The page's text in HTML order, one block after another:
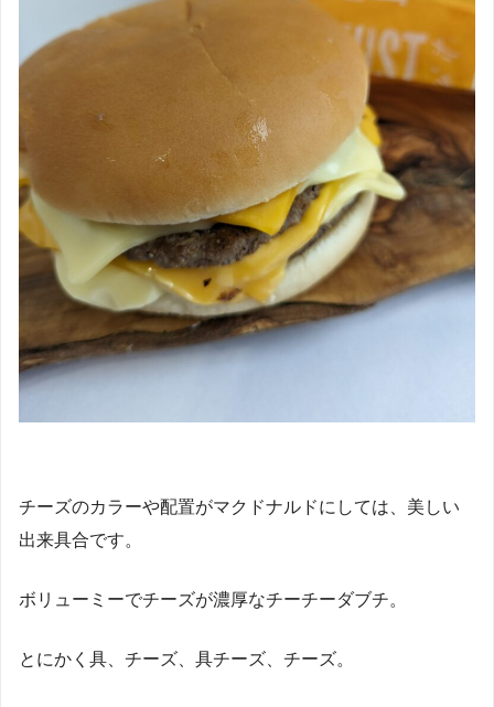
チーズのカラーや配置がマクドナルドにしては、美しい
出来具合です。
ボリューミーでチーズが濃厚なチーチーダブチ。
とにかく具、チーズ、具チーズ、チーズ。